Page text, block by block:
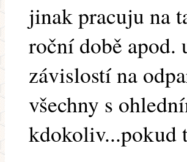
jinak pracuju na
roční době apod.
závislostí na
všechny s
kdokoliv...pokud